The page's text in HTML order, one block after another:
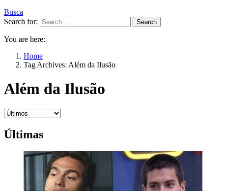
Busca
Search for:
Search
You are here:
Home
Tag Archives: Além da Ilusão
Além da Ilusão
Últimas